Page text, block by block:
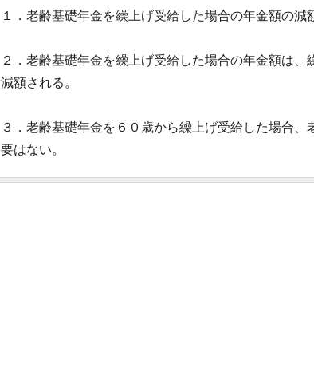
１．老齢基礎年金を繰上げ受給した場合の年金額の減
２．老齢基礎年金を繰上げ受給した場合の年金額は
減額される。
３．老齢基礎年金を６０歳から繰上げ受給した場合
要はない。